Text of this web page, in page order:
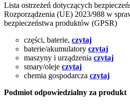
Lista ostrzeżeń dotyczących
Rozporządzenia (UE) 2023/988 w
bezpieczeństwa produktów (GPSR)
części, baterie, czytaj
baterie/akumulatory czytaj
maszyny i urządzenia czytaj
smary/oleje czytaj
chemia gospodarcza czytaj
Podmiot odpowiedzialny za produkt